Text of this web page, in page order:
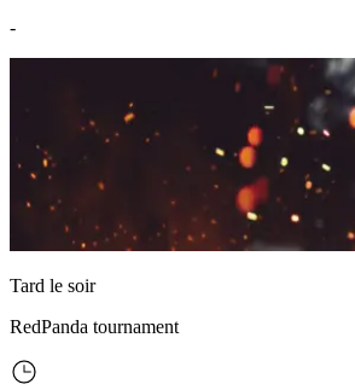
-
Tard le soir
RedPanda tournament